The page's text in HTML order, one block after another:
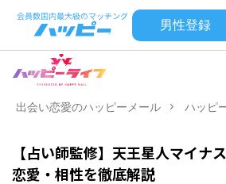
男性登録
出会い恋愛のハッピーメール ハッピ
【占い師監修】天王星人マイナ
恋愛・相性を徹底解説